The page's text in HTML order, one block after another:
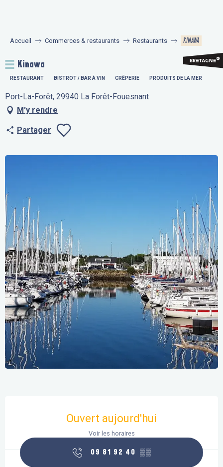
principal
Accueil Commerces & restaurants Restaurants KINAWA
Kinawa
RESTAURANT BISTROT / BAR À VIN CRÊPERIE PRODUITS DE LA MER
Port-La-Forêt, 29940 La Forêt-Fouesnant
M'y rendre
Partager
Ouvert aujourd'hui
Voir les horaires
09 81 92 40 ▒▒